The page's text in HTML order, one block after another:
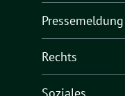
Pressemeldung
Rechts